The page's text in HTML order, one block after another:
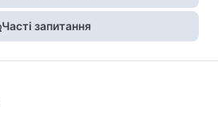
Часті запитання